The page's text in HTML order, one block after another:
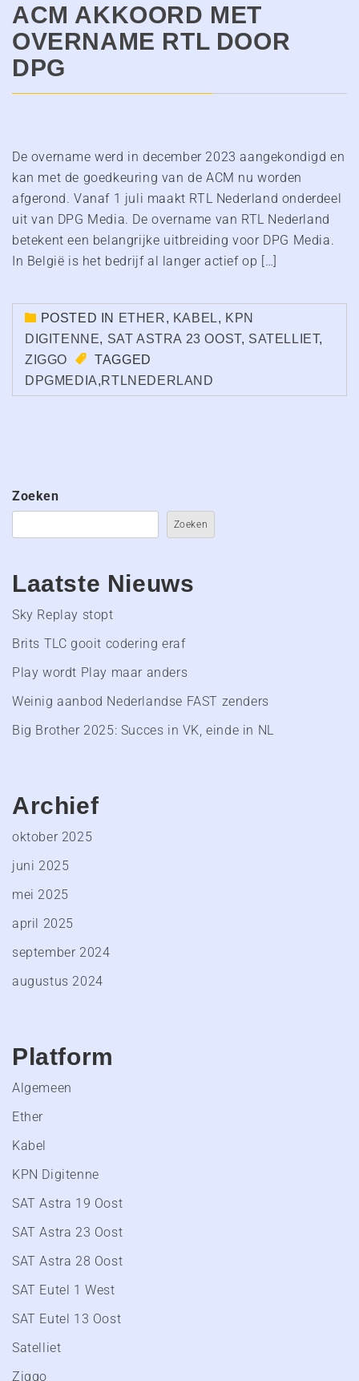
ACM AKKOORD MET
OVERNAME RTL DOOR
DPG
De overname werd in december 2023 aangekondigd en
kan met de goedkeuring van de ACM nu worden
afgerond. Vanaf 1 juli maakt RTL Nederland onderdeel
uit van DPG Media. De overname van RTL Nederland
betekent een belangrijke uitbreiding voor DPG Media.
In België is het bedrijf al langer actief op […]
POSTED IN ETHER, KABEL, KPN
DIGITENNE, SAT ASTRA 23 OOST, SATELLIET,
ZIGGO
TAGGED
DPGMEDIA,RTLNEDERLAND
Zoeken
Zoeken
Laatste Nieuws
Sky Replay stopt
Brits TLC gooit codering eraf
Play wordt Play maar anders
Weinig aanbod Nederlandse FAST zenders
Big Brother 2025: Succes in VK, einde in NL
Archief
oktober 2025
juni 2025
mei 2025
april 2025
september 2024
augustus 2024
Platform
Algemeen
Ether
Kabel
KPN Digitenne
SAT Astra 19 Oost
SAT Astra 23 Oost
SAT Astra 28 Oost
SAT Eutel 1 West
SAT Eutel 13 Oost
Satelliet
Ziggo